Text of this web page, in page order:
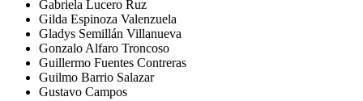
Gabriela Lucero Ruz
Gilda Espinoza Valenzuela
Gladys Semillán Villanueva
Gonzalo Alfaro Troncoso
Guillermo Fuentes Contreras
Guilmo Barrio Salazar
Gustavo Campos